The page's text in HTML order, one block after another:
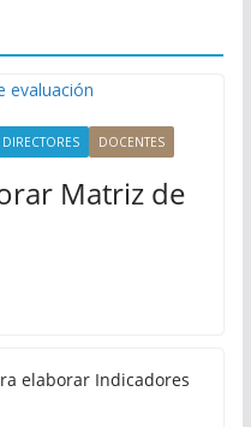
DIRECTORES DOCENTES
Matriz de
elaborar Indicadores